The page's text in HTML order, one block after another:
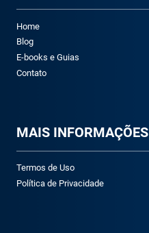
Home
Blog
E-books e Guias
Contato
MAIS INFORMAÇÕES
Termos de Uso
Política de Privacidade